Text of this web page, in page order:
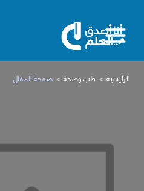
الرئيسية طب وصحة صفحة المقال